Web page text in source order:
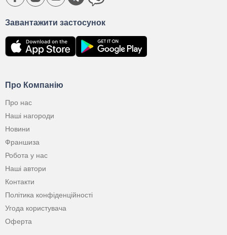
Про Компанію
Про нас
Наші нагороди
Новини
Франшиза
Робота у нас
Наші автори
Контакти
Політика конфіденційності
Угода користувача
Оферта
Завантажити застосунок